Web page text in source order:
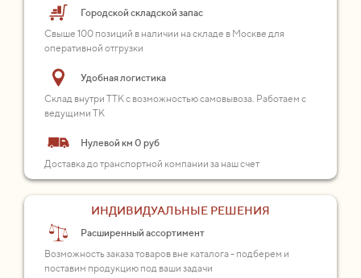
Городской складской запас
Свыше 100 позиций в наличии на складе в Москве для
оперативной отгрузки
Удобная логистика
Склад внутри ТТК с возможностью самовывоза. Работаем с
ведущими ТК
Нулевой км 0 руб
Доставка до транспортной компании за наш счет
ИНДИВИДУАЛЬНЫЕ РЕШЕНИЯ
Расширенный ассортимент
Возможность заказа товаров вне каталога - подберем и
поставим продукцию под ваши задачи